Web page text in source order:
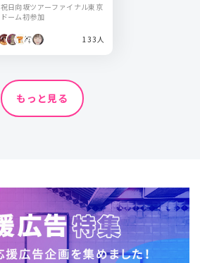
ームシティホール)
祝日向坂ツアーファイナル東京
ドーム初参加
133人
もっと見る